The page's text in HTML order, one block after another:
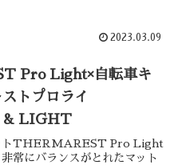
2023.03.09
Pro Light×自転車キ
トプロライ
トTHERMAREST Pro Light
常にバランスがとれたマット